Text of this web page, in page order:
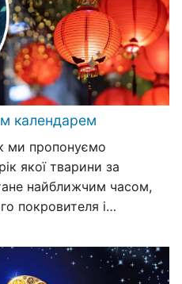
календарем
ми пропонуємо
якої тварини за
найближчим часом,
покровителя і…